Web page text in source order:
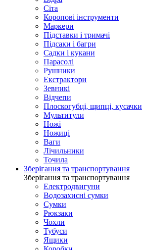
Сіта
Коропові інструменти
Маркери
Підставки і тримачі
Підсаки і багри
Садки і кукани
Парасолі
Рушники
Екстрактори
Зевникі
Відчепи
Плоскогубці, щипці, кусачки
Мультитули
Ножі
Ножиці
Ваги
Лічильники
Точила
Зберігання та транспортування
Зберігання та транспортування
Електродвигуни
Водозахисні сумки
Сумки
Рюкзаки
Чохли
Тубуси
Ящики